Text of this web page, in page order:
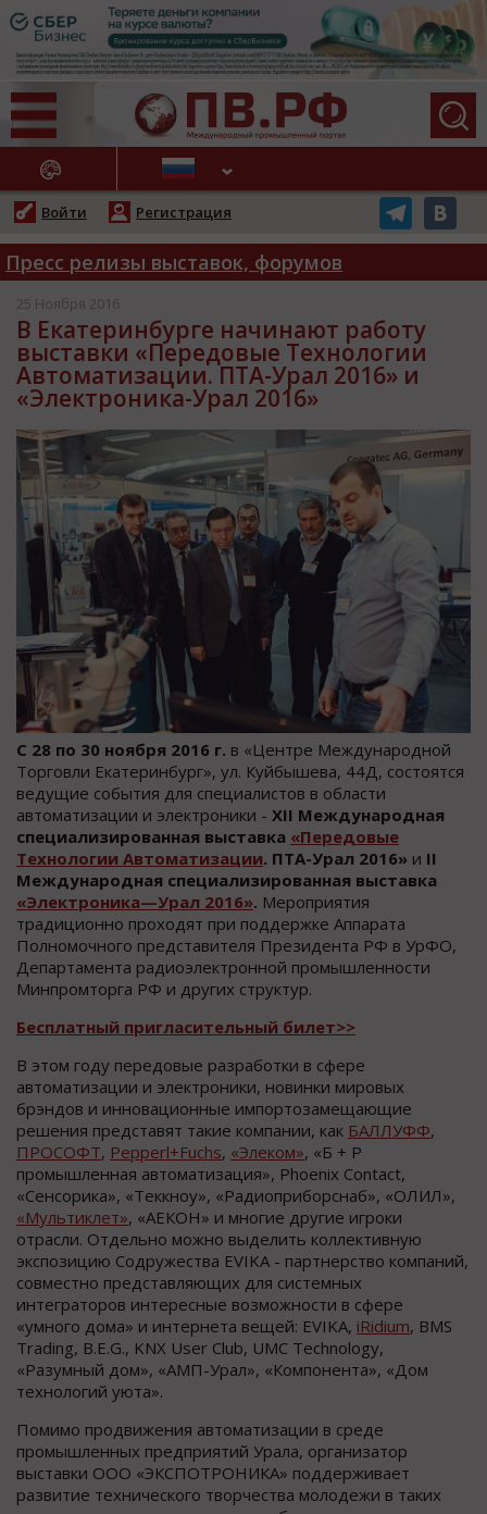
НОВОСТИ
Войти Регистрация
Пресс релизы выставок, форумов
25 Ноября 2016
В Екатеринбурге начинают работу
выставки «Передовые Технологии
Автоматизации. ПТА-Урал 2016» и
«Электроника-Урал 2016»
С 28 по 30 ноября 2016 г. в «Центре Международной
Торговли Екатеринбург», ул. Куйбышева, 44Д, состоятся
ведущие события для специалистов в области
автоматизации и электроники - XII Международная
специализированная выставка «Передовые
Технологии Автоматизации. ПТА-Урал 2016» и II
Международная специализированная выставка
«Электроника—Урал 2016». Мероприятия
традиционно проходят при поддержке Аппарата
Полномочного представителя Президента РФ в УрФО,
Департамента радиоэлектронной промышленности
Минпромторга РФ и других структур.
Бесплатный пригласительный билет>>
В этом году передовые разработки в сфере
автоматизации и электроники, новинки мировых
брэндов и инновационные импортозамещающие
решения представят такие компании, как БАЛЛУФФ,
ПРОСОФТ, Pepperl+Fuchs, «Элеком», «Б + Р
промышленная автоматизация», Phoenix Contact,
«Сенсорика», «Теккноу», «Радиоприборснаб», «ОЛИЛ»,
«Мультиклет», «АЕКОН» и многие другие игроки
отрасли. Отдельно можно выделить коллективную
экспозицию Содружества EVIKA - партнерство компаний,
совместно представляющих для системных
интеграторов интересные возможности в сфере
«умного дома» и интернета вещей: EVIKA, iRidium, BMS
Trading, B.E.G., KNX User Club, UMC Technology,
«Разумный дом», «АМП-Урал», «Компонента», «Дом
технологий уюта».
Помимо продвижения автоматизации в среде
промышленных предприятий Урала, организатор
выставки ООО «ЭКСПОТРОНИКА» поддерживает
развитие технического творчества молодежи в таких